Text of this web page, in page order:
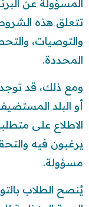
المسؤولة عن
تتعلق هذه
والتوصيات،
المحددة.
ومع ذلك، قد
أو البلد
الاطلاع على
يرغبون فيه
مسؤولة.
يُنصح الطلاب